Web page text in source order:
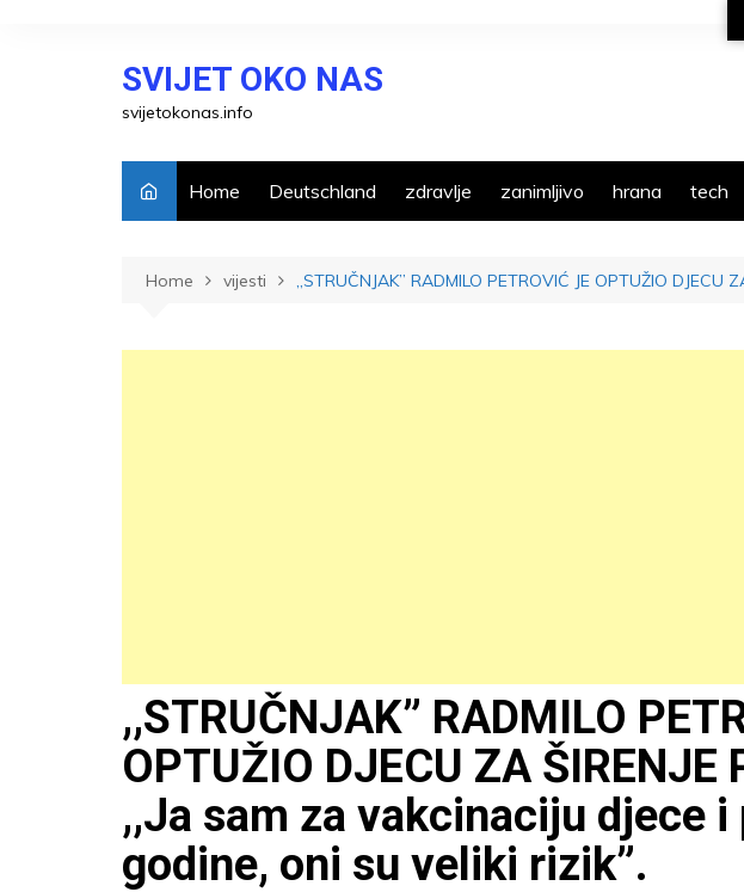
SVIJET OKO NAS
svijetokonas.info
Home Deutschland zdravlje zanimljivo hrana tech
Home vijesti ,,STRUČNJAK” RADMILO PETROVIĆ JE OPTUŽIO
,,STRUČNJAK” RADMILO
OPTUŽIO DJECU ZA ŠIRENJE
,,Ja sam za vakcinaciju djece i
godine, oni su veliki rizik”.